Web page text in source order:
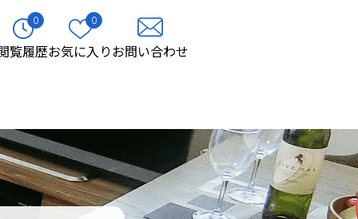
0
覧履歴
0
お気に入りお問い合わせ